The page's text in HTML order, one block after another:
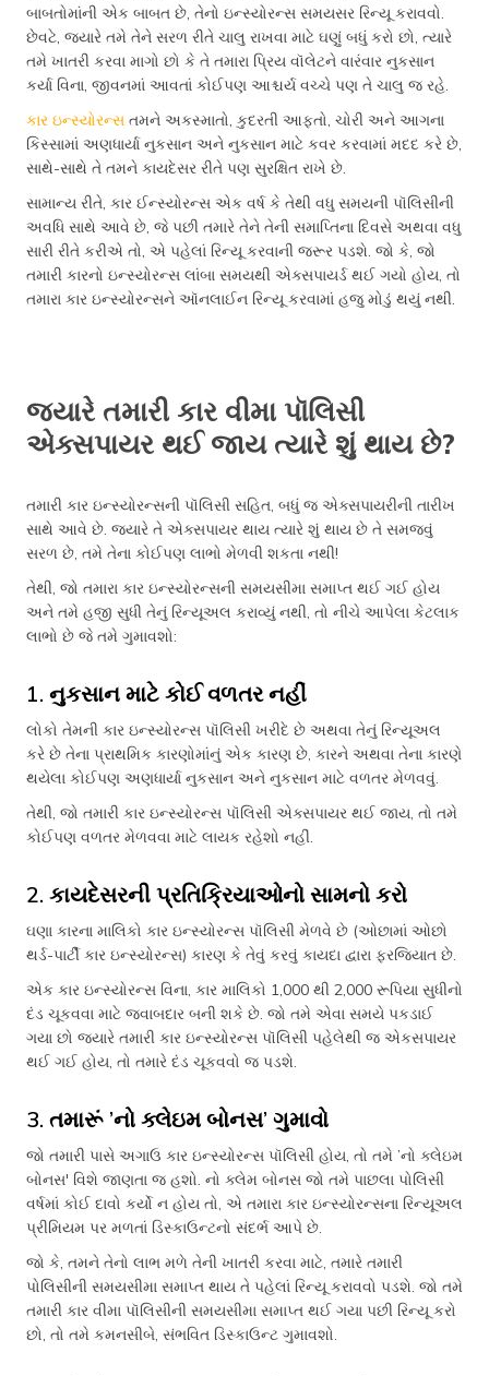
બાબતોમાંની એક બાબત છે, તેનો ઇન્સ્યોરન્સ સમયસર રિન્યૂ કરાવવો.
છેવટે, જ્યારે તમે તેને સરળ રીતે ચાલુ રાખવા માટે ઘણું બધું કરો છો, ત્યારે
તમે ખાતરી કરવા માગો છો કે તે તમારા પ્રિય વૉલેટને વારંવાર નુકસાન
કર્યા વિના, જીવનમાં આવતાં કોઈપણ આશ્ચર્ય વચ્ચે પણ તે ચાલુ જ રહે.
કાર ઇન્સ્યોરન્સ તમને અકસ્માતો, કુદરતી આફતો, ચોરી અને આગના
કિસ્સામાં અણધાર્યા નુકસાન અને નુકસાન માટે કવર કરવામાં મદદ કરે છે,
સાથે-સાથે તે તમને કાયદેસર રીતે પણ સુરક્ષિત રાખે છે.
સામાન્ય રીતે, કાર ઈન્સ્યોરન્સ એક વર્ષ કે તેથી વધુ સમયની પૉલિસીની
અવધિ સાથે આવે છે, જે પછી તમારે તેને તેની સમાપ્તિના દિવસે અથવા વધુ
સારી રીતે કરીએ તો, એ પહેલાં રિન્યૂ કરવાની જરૂર પડશે. જો કે, જો
તમારી કારનો ઇન્સ્યોરન્સ લાંબા સમયથી એક્સપાયર્ડ થઈ ગયો હોય, તો
તમારા કાર ઇન્સ્યોરન્સને ઑનલાઈન રિન્યૂ કરવામાં હજુ મોડું થયું નથી.
જ્યારે તમારી કાર વીમા પૉલિસી
એક્સપાયર થઈ જાય ત્યારે શું થાય છે?
તમારી કાર ઇન્સ્યોરન્સની પૉલિસી સહિત, બધું જ એક્સપાયરીની તારીખ
સાથે આવે છે. જ્યારે તે એક્સપાયર થાય ત્યારે શું થાય છે તે સમજવું
સરળ છે, તમે તેના કોઈપણ લાભો મેળવી શકતા નથી!
તેથી, જો તમારા કાર ઇન્સ્યોરન્સની સમયસીમા સમાપ્ત થઈ ગઈ હોય
અને તમે હજી સુધી તેનું રિન્યૂઅલ કરાવ્યું નથી, તો નીચે આપેલા કેટલાક
લાભો છે જે તમે ગુમાવશો:
1. નુકસાન માટે કોઈ વળતર નહીં
લોકો તેમની કાર ઇન્સ્યોરન્સ પૉલિસી ખરીદે છે અથવા તેનું રિન્યૂઅલ
કરે છે તેના પ્રાથમિક કારણોમાંનું એક કારણ છે, કારને અથવા તેના કારણે
થયેલા કોઈપણ અણધાર્યા નુકસાન અને નુકસાન માટે વળતર મેળવવું.
તેથી, જો તમારી કાર ઇન્સ્યોરન્સ પૉલિસી એક્સપાયર થઈ જાય, તો તમે
કોઈપણ વળતર મેળવવા માટે લાયક રહેશો નહીં.
2. કાયદેસરની પ્રતિક્રિયાઓનો સામનો કરો
ઘણા કારના માલિકો કાર ઇન્સ્યોરન્સ પૉલિસી મેળવે છે (ઓછામાં ઓછો
થર્ડ-પાર્ટી કાર ઇન્સ્યોરન્સ) કારણ કે તેવું કરવું કાયદા દ્વારા ફરજિયાત છે.
એક કાર ઇન્સ્યોરન્સ વિના, કાર માલિકો 1,000 થી 2,000 રૂપિયા સુધીનો
દંડ ચૂકવવા માટે જવાબદાર બની શકે છે. જો તમે એવા સમયે પકડાઈ
ગયા છો જ્યારે તમારી કાર ઇન્સ્યોરન્સ પૉલિસી પહેલેથી જ એકસપાયર
થઈ ગઈ હોય, તો તમારે દંડ ચૂકવવો જ પડશે.
3. તમારૂં ’નો ક્લેઇમ બોનસ’ ગુમાવો
જો તમારી પાસે અગાઉ કાર ઇન્સ્યોરન્સ પૉલિસી હોય, તો તમે ’નો ક્લેઇમ
બોનસ' વિશે જાણતા જ હશો. નો ક્લેમ બોનસ જો તમે પાછલા પોલિસી
વર્ષમાં કોઈ દાવો કર્યો ન હોય તો, એ તમારા કાર ઇન્સ્યોરન્સના રિન્યૂઅલ
પ્રીમિયમ પર મળતાં ડિસ્કાઉન્ટનો સંદર્ભ આપે છે.
જો કે, તમને તેનો લાભ મળે તેની ખાતરી કરવા માટે, તમારે તમારી
પોલિસીની સમયસીમા સમાપ્ત થાય તે પહેલાં રિન્યૂ કરાવવો પડશે. જો તમે
તમારી કાર વીમા પૉલિસીની સમયસીમા સમાપ્ત થઈ ગયા પછી રિન્યૂ કરો
છો, તો તમે કમનસીબે, સંભવિત ડિસ્કાઉન્ટ ગુમાવશો.